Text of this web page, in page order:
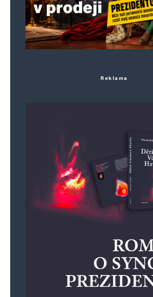
Webová
Uložit do prohlížeče jméno, e-mail a webovou
Informujte mě o nových komentářích e-mailem.
Informujte mě o nových příspěvcích e-mailem.
Reklama